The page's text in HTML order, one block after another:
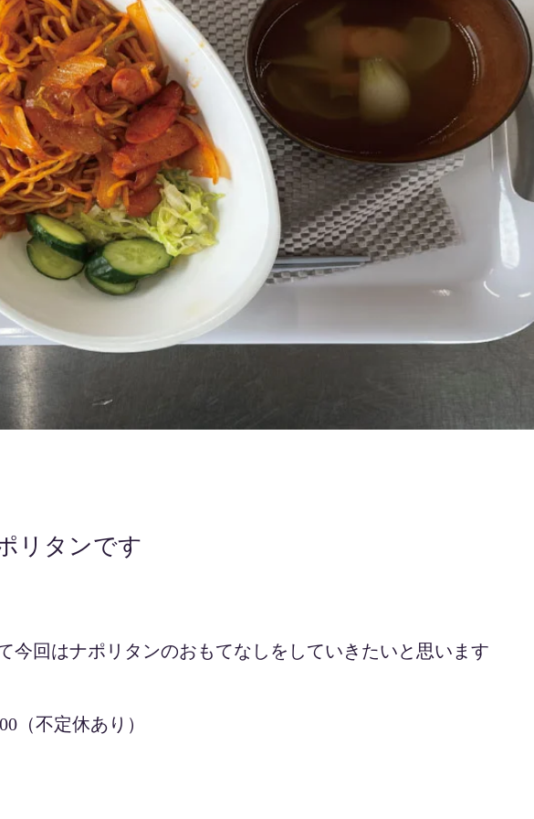
リタンです
今回はナポリタンのおもてなしをしていきたいと思います
不定休あり）